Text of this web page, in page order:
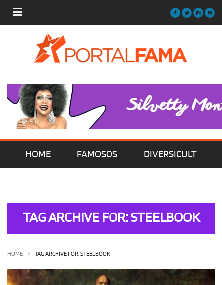
HOME FAMOSOS DIVERSICULT
OLHA ISSO! EU QUERO!
TAG ARCHIVE FOR: STEELBOOK
HOME TAG ARCHIVE FOR: STEELBOOK